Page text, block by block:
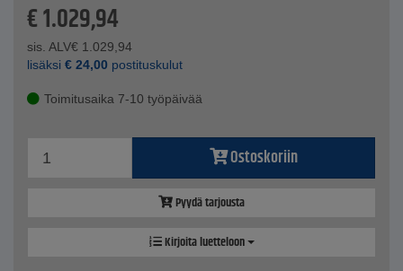
pinnoilla.
Resoluutio - 1,3 megapikseliä
Suurennus - 20x-220x
Mittaustoiminto/kalibrointi
Vaihdettavat etukannet
€1.029,94
sis. ALV€ 1.029,94
lisäksi € 24,00 postituskulut
Toimitusaika 7-10 työpäivää
Ostoskoriin
Pyydä tarjousta
Kirjoita luetteloon